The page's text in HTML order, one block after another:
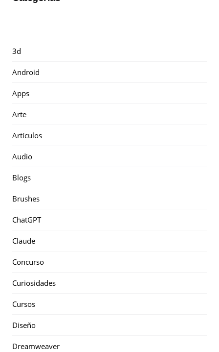
3d
Android
Apps
Arte
Artículos
Audio
Blogs
Brushes
ChatGPT
Claude
Concurso
Curiosidades
Cursos
Diseño
Dreamweaver